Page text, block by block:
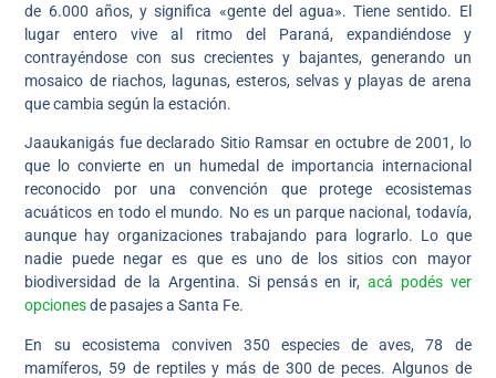
de 6.000 años, y significa «gente del agua». Tiene sentido. El
lugar entero vive al ritmo del Paraná, expandiéndose y
contrayéndose con sus crecientes y bajantes, generando un
mosaico de riachos, lagunas, esteros, selvas y playas de arena
que cambia según la estación.
Jaaukanigás fue declarado Sitio Ramsar en octubre de 2001, lo
que lo convierte en un humedal de importancia internacional
reconocido por una convención que protege ecosistemas
acuáticos en todo el mundo. No es un parque nacional, todavía,
aunque hay organizaciones trabajando para lograrlo. Lo que
nadie puede negar es que es uno de los sitios con mayor
biodiversidad de la Argentina. Si pensás en ir, acá podés ver
opcionesde pasajes a Santa Fe.
En su ecosistema conviven 350 especies de aves, 78 de
mamíferos, 59 de reptiles y más de 300 de peces. Algunos de